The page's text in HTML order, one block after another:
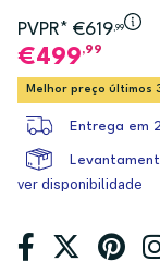
PVPR* €619,99
499,99
Melhor preço últimos
Entrega em
ver disponibilidade